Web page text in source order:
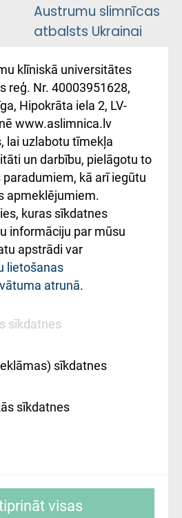
Austrumu slimnīcas
atbalsts Ukrainai
Підтримка Східної
лікарні та співпраця з
Україною
klīniskā universitātes
reģ. Nr. 40003951628,
Hipokrāta iela 2, LV-
www.aslimnica.lv
lai uzlabotu tīmekļa
un darbību, pielāgotu to
kā arī iegūtu
apmeklējumiem.
kuras sīkdatnes
informāciju par mūsu
apstrādi var
lietošanas
atrunā.
sīkdatnes
sīkdatnes
sīkdatnes
Pārzinis, sīkdatņu
visas